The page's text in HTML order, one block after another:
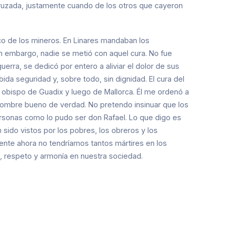
justamente cuando de los otros que cayeron
de los mineros. En Linares mandaban los
nadie se metió con aquel cura. No fue
se dedicó por entero a aliviar el dolor de sus
seguridad y, sobre todo, sin dignidad. El cura del
de Guadix y luego de Mallorca. Él me ordenó a
bueno de verdad. No pretendo insinuar que los
como lo pudo ser don Rafael. Lo que digo es
sido vistos por los pobres, los obreros y los
ahora no tendríamos tantos mártires en los
respeto y armonía en nuestra sociedad.